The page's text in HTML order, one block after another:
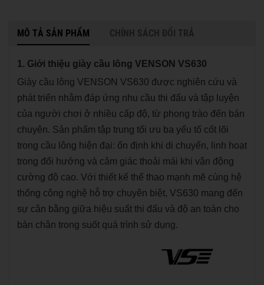
MÔ TẢ SẢN PHẨM CHÍNH SÁCH ĐỔI TRẢ
1. Giới thiệu giày cầu lông VENSON VS630
Giày cầu lông VENSON VS630 được nghiên cứu và
phát triển nhằm đáp ứng nhu cầu thi đấu và tập luyện
của người chơi ở nhiều cấp độ, từ phong trào đến bán
chuyên. Sản phẩm tập trung tối ưu ba yếu tố cốt lõi
trong cầu lông hiện đại: ổn định khi di chuyển, linh hoạt
trong đổi hướng và cảm giác thoải mái khi vận động
cường độ cao. Với thiết kế thể thao mạnh mẽ cùng hệ
thống công nghệ hỗ trợ chuyên biệt, VS630 mang đến
sự cân bằng giữa hiệu suất thi đấu và độ an toàn cho
bàn chân trong suốt quá trình sử dụng.